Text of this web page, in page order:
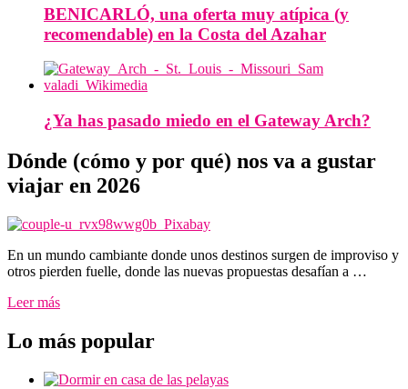
BENICARLÓ, una oferta muy atípica (y
recomendable) en la Costa del Azahar
¿Ya has pasado miedo en el Gateway Arch?
Dónde (cómo y por qué) nos va a gustar
viajar en 2026
En un mundo cambiante donde unos destinos surgen de improviso y
otros pierden fuelle, donde las nuevas propuestas desafían a …
Leer más
Lo más popular